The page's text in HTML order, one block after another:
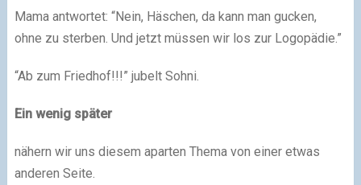
Mama antwortet: “Nein, Häschen, da kann man gucken,
ohne zu sterben. Und jetzt müssen wir los zur Logopädie.”
“Ab zum Friedhof!!!” jubelt Sohni.
Ein wenig später
nähern wir uns diesem aparten Thema von einer etwas
anderen Seite.